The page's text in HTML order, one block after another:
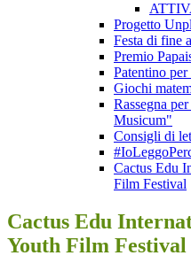
Progetto
Festa di fine
Premio
Patentino
Giochi
Rassegna
Musicum"
Consigli di
Cactus Edu
Film Festival
Cactus Edu
Youth Film Festival